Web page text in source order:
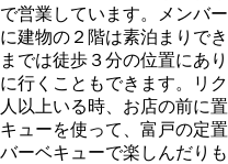
で営業しています。メンバ
に建物の２階は素泊まりで
までは徒歩３分の位置にあ
に行くこともできます。リ
人以上いる時、お店の前に
キューを使って、富戸の定
バーベキューで楽しんだり